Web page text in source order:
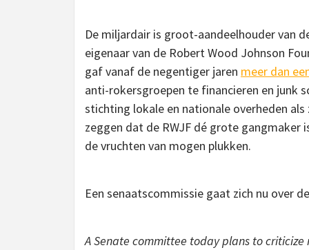
De miljardair is groot-aandeelhouder van
eigenaar van de Robert Wood Johnson
gaf vanaf de negentiger jaren meer dan
anti-rokersgroepen te financieren en junk
stichting lokale en nationale overheden
zeggen dat de RWJF dé grote
de vruchten van mogen plukken.
Een senaatscommissie gaat zich nu over
A Senate committee today plans to